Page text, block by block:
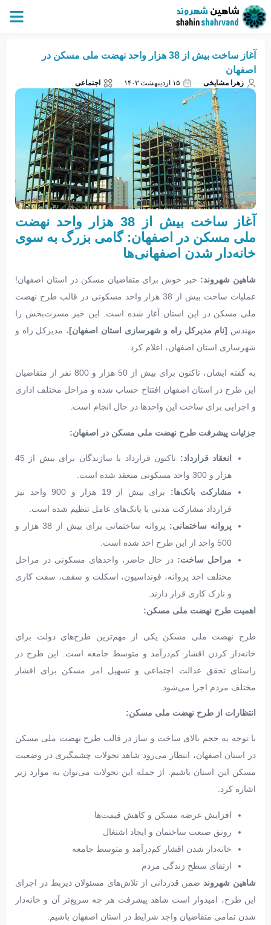
آغاز ساخت بیش از 38 هزار واحد نهضت ملی مسکن در
اصفهان
زهرا مشایخی ۱۵ اردیبهشت ۱۴۰۳ اجتماعی
آغاز ساخت بیش از 38 هزار واحد نهضت
ملی مسکن در اصفهان: گامی بزرگ به سوی
خانه‌دار شدن اصفهانی‌ها
شاهین شهروند: خبر خوش برای متقاضیان مسکن در استان اصفهان!
عملیات ساخت بیش از 38 هزار واحد مسکونی در قالب طرح نهضت
ملی مسکن در این استان آغاز شده است. این خبر مسرت‌بخش را
مهندس [نام مدیرکل راه و شهرسازی استان اصفهان]، مدیرکل راه و
شهرسازی استان اصفهان، اعلام کرد.
به گفته ایشان، تاکنون برای بیش از 50 هزار و 800 نفر از متقاضیان
این طرح در استان اصفهان افتتاح حساب شده و مراحل مختلف اداری
و اجرایی برای ساخت این واحدها در حال انجام است.
جزئیات پیشرفت طرح نهضت ملی مسکن در اصفهان:
انعقاد قرارداد:
تاکنون قرارداد با سازندگان برای بیش از 45
هزار و 300 واحد مسکونی منعقد شده است.
مشارکت بانک‌ها:
برای بیش از 19 هزار و 900 واحد نیز
قرارداد مشارکت مدنی با بانک‌های عامل تنظیم شده است.
پروانه ساختمانی:
پروانه ساختمانی برای بیش از 38 هزار و
500 واحد از این طرح اخذ شده است.
مراحل ساخت: در حال حاضر، واحدهای مسکونی در مراحل
مختلف اخذ پروانه، فونداسیون، اسکلت و سقف، سفت کاری
و نازک کاری قرار دارند.
اهمیت طرح نهضت ملی مسکن:
طرح نهضت ملی مسکن یکی از مهم‌ترین طرح‌های دولت برای
خانه‌دار کردن اقشار کم‌درآمد و متوسط جامعه است. این طرح در
راستای تحقق عدالت اجتماعی و تسهیل امر مسکن برای اقشار
مختلف مردم اجرا می‌شود.
انتظارات از طرح نهضت ملی مسکن:
با توجه به حجم بالای ساخت و ساز در قالب طرح نهضت ملی مسکن
در استان اصفهان، انتظار می‌رود شاهد تحولات چشمگیری در وضعیت
مسکن این استان باشیم. از جمله این تحولات می‌توان به موارد زیر
اشاره کرد:
افزایش عرضه مسکن و کاهش قیمت‌ها
رونق صنعت ساختمان و ایجاد اشتغال
خانه‌دار شدن اقشار کم‌درآمد و متوسط جامعه
ارتقای سطح زندگی مردم
شاهین شهروند ضمن قدردانی از تلاش‌های مسئولان ذیربط در اجرای
این طرح، امیدوار است شاهد پیشرفت هر چه سریع‌تر آن و خانه‌دار
شدن تمامی متقاضیان واجد شرایط در استان اصفهان باشیم.